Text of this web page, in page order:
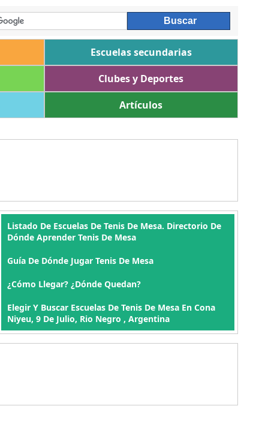
Escuelas secundarias
Clubes y Deportes
Artículos
Listado De Escuelas De Tenis De Mesa. Directorio De
Dónde Aprender Tenis De Mesa
Guía De Dónde Jugar Tenis De Mesa
¿Cómo Llegar? ¿Dónde Quedan?
Elegir Y Buscar Escuelas De Tenis De Mesa En Cona
Niyeu, 9 De Julio, Rio Negro , Argentina